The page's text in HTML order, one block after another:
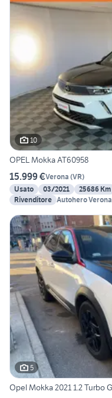
10
OPEL Mokka AT60958
15.999 €Verona (VR)
Usato
03/2021 25686 Km
Rivenditore Autohero Verona
5